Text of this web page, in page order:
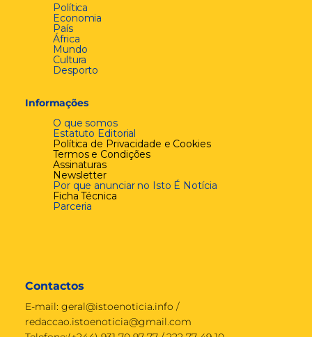
Política
Economia
País
África
Mundo
Cultura
Desporto
Informações
O que somos
Estatuto Editorial
Política de Privacidade e Cookies
Termos e Condições
Assinaturas
Newsletter
Por que anunciar no Isto É Notícia
Ficha Técnica
Parceria
Contactos
E-mail: geral@istoenoticia.info /
redaccao.istoenoticia@gmail.com